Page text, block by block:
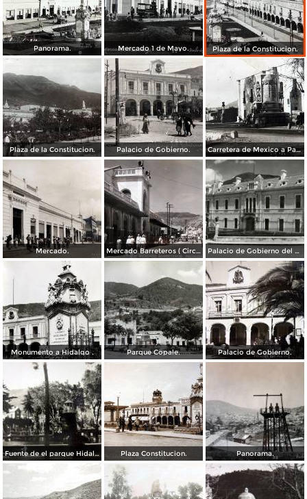
Panorama. Mercado 1 de Mayo. Plaza de la Constitucion.
Plaza de la Constitucion. Palacio de Gobierno. Carretera de Mexico a Pachuca.
Mercado. Mercado Barreteros ( Circulada el 24 de Marzo de 1963 ). Palacio de Gobierno del Estado de Hidalgo
Monumento a Hidalgo . Parque Copale. Palacio de Gobierno.
Fuente de el parque Hidalgo. Plaza Constitucion. Panorama.